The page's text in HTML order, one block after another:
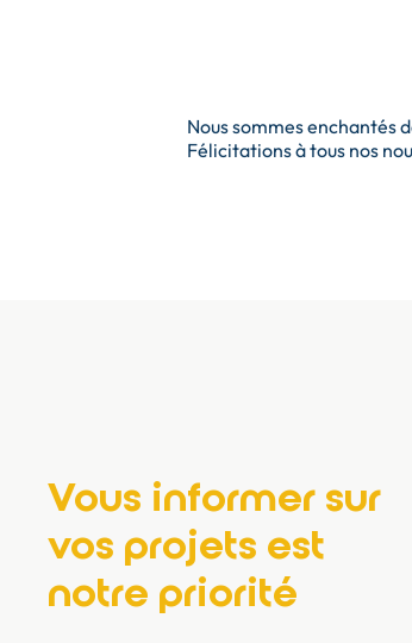
Nous sommes enchantés
Félicitations à tous nos
Vous informer sur
vos projets est
notre priorité